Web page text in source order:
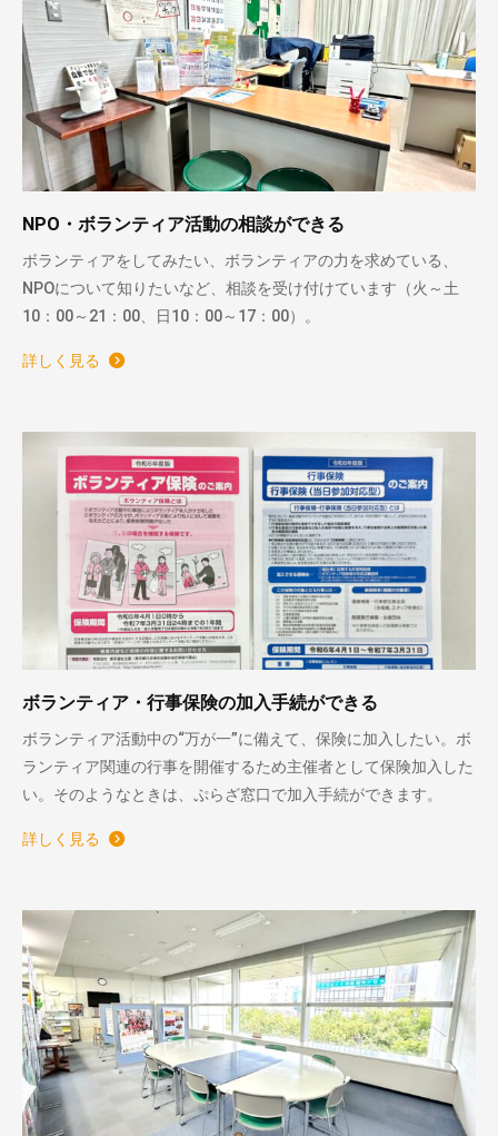
NPO・ボランティア活動の相談ができる
ボランティアをしてみたい、ボランティアの力を求めている、
NPOについて知りたいなど、相談を受け付けています（火～土
10：00～21：00、日10：00～17：00）。
詳しく見る
ボランティア・行事保険の加入手続ができる
ボランティア活動中の“万が一”に備えて、保険に加入したい。ボ
ランティア関連の行事を開催するため主催者として保険加入した
い。そのようなときは、ぷらざ窓口で加入手続ができます。
詳しく見る